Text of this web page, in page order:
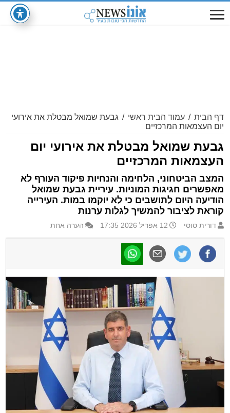
דף הבית / עמוד הבית ראשי / גבעת שמואל מבטלת את אירועי
יום העצמאות המרכזיים
גבעת שמואל מבטלת את אירועי יום
העצמאות המרכזיים
המצב הביטחוני, הלחימה והנחיות פיקוד העורף לא
מאפשרים חגיגות המוניות. עיריית גבעת שמואל
הודיעה היום לתושבים כי לא יוקמו במות. העירייה
קוראת לציבור להמשיך לגלות ערנות
דורית סוסי 12 אפריל 2026 17:35 הערה אחת